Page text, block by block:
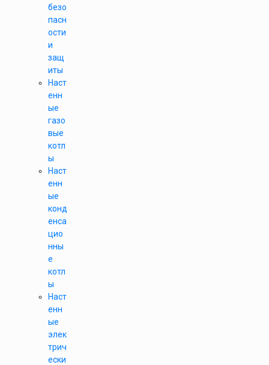
безо
пасн
ости
и
защ
иты
Наст
енн
ые
газо
вые
котл
ы
Наст
енн
ые
конд
енса
цио
нны
е
котл
ы
Наст
енн
ые
элек
трич
ески